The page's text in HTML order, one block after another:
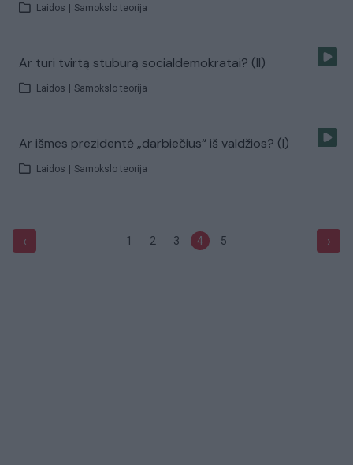
Laidos Samokslo teorija
Ar turi tvirtą stuburą socialdemokratai? (II)
Laidos Samokslo teorija
Ar išmes prezidentė „darbiečius“ iš valdžios? (I)
Laidos Samokslo teorija
‹ 1 2 3 4 5 ›